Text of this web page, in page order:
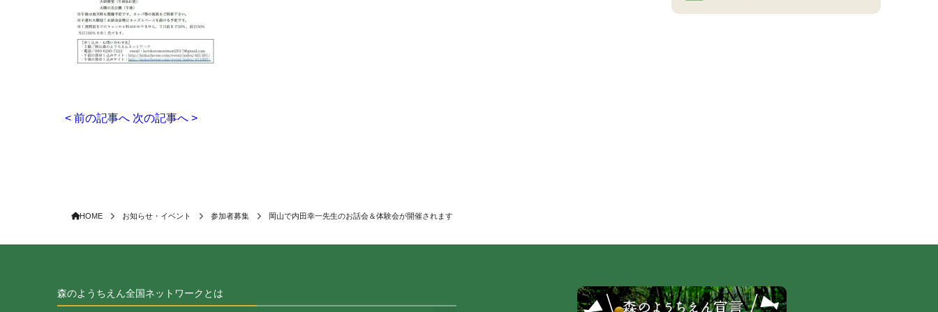
< 前の記事へ 次の記事へ >
HOME お知らせ・イベント 参加者募集 岡山で内田幸一先生のお話会＆体験会が開催されます
森のようちえん全国ネットワークとは